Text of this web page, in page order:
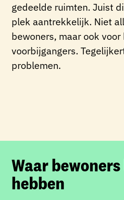
gedeelde ruimten. Juist
plek aantrekkelijk. Niet
bewoners, maar ook voor
voorbijgangers.
problemen.
Waar
hebben